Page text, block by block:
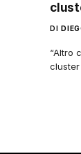
DI
“Altro